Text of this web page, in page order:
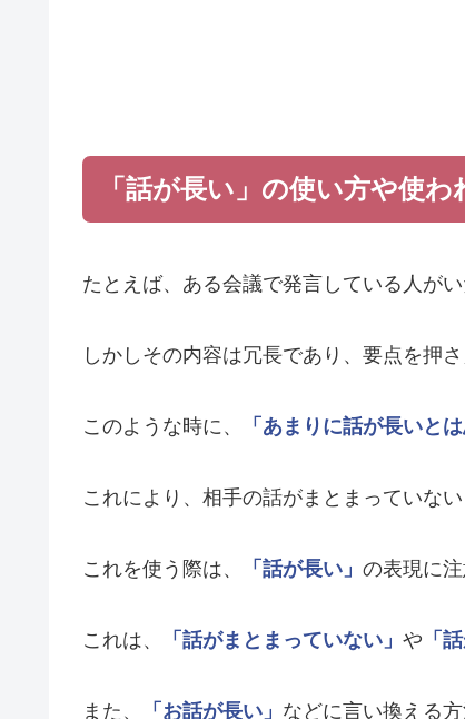
「話が長い」の使い方や使
たとえば、ある会議で発言している人がい
しかしその内容は冗長であり、要点を押
このような時に、 「あまりに話が長いと
これにより、相手の話がまとまっていな
これを使う際は、 「話が長い」 の表現に注
これは、 「話がまとまっていない」 や 「
また、 「お話が長い」 などに言い換える方